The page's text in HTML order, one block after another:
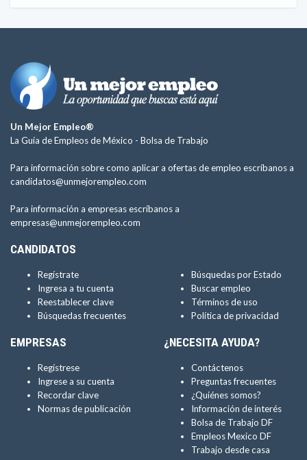
Un Mejor Empleo®
La Guía de Empleos de México - Bolsa de Trabajo
Para información sobre como aplicar a ofertas de empleo escríbanos a
candidatos@unmejorempleo.com
Para información a empresas escríbanos a
empresas@unmejorempleo.com
CANDIDATOS
Regístrate
Ingresa a tu cuenta
Reestablecer clave
Búsquedas frecuentes
Búsquedas por Estado
Buscar empleo
Términos de uso
Política de privacidad
EMPRESAS
Regístrese
Ingrese a su cuenta
Recordar clave
Normas de publicación
¿NECESITA AYUDA?
Contáctenos
Preguntas frecuentes
¿Quiénes somos?
Información de interés
Bolsa de Trabajo DF
Empleos Mexico DF
Trabajo desde casa